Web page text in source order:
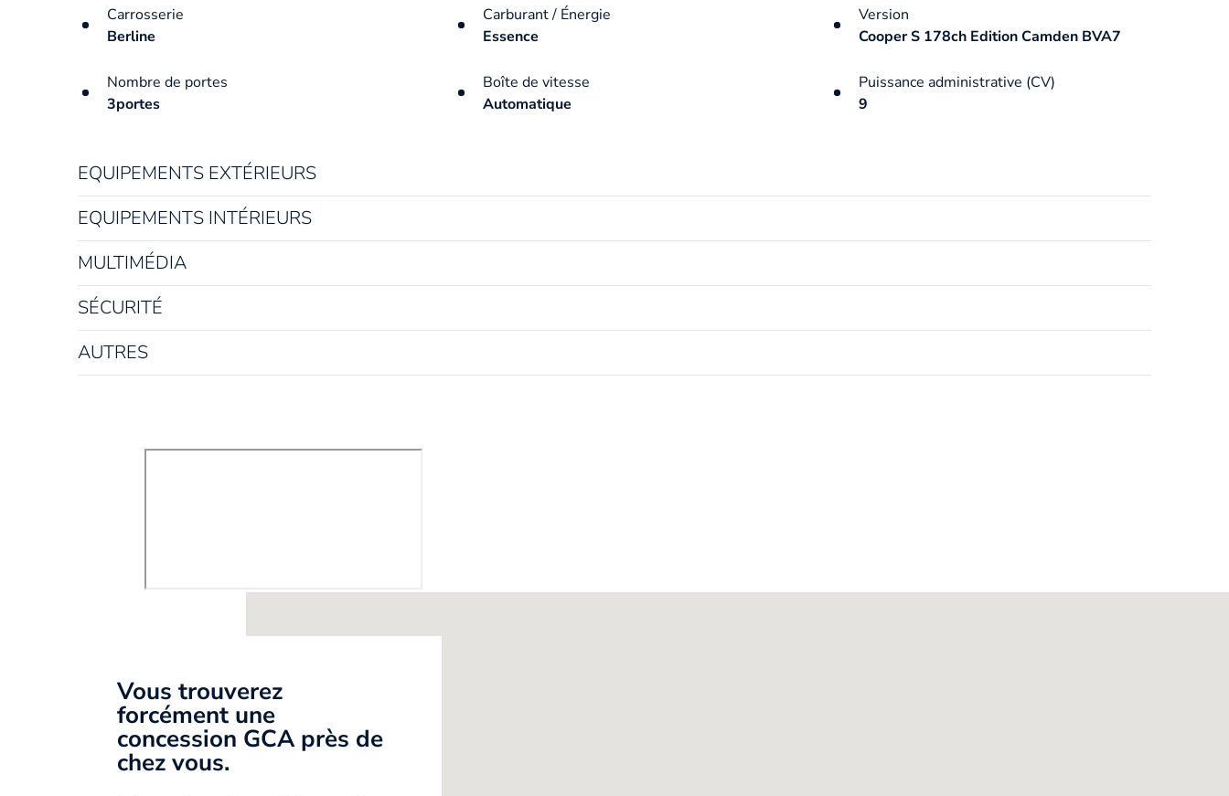
Carrosserie
Berline
Carburant / Énergie
Essence
Version
Cooper S 178ch Edition Camden BVA7
Nombre de portes
3portes
Boîte de vitesse
Automatique
Puissance administrative (CV)
9
EQUIPEMENTS EXTÉRIEURS
EQUIPEMENTS INTÉRIEURS
MULTIMÉDIA
SÉCURITÉ
AUTRES
Vous trouverez
forcément une
concession GCA près de
chez vous.